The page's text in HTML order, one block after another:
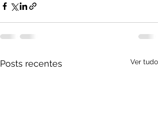
Posts recentes Ver tudo